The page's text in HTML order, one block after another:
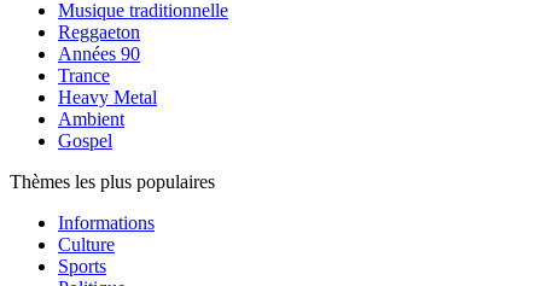
Musique traditionnelle
Reggaeton
Années 90
Trance
Heavy Metal
Ambient
Gospel
Thèmes les plus populaires
Informations
Culture
Sports